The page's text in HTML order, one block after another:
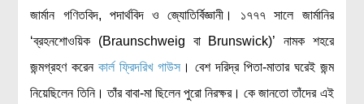
রসায়ন বিজ্ঞান
গণিত
প্রায়োগিক বিজ্ঞান
জার্মান গণিতবিদ, পদার্থবিদ ও জ্যোতির্বিজ্ঞানী। ১৭৭৭ সালে জার্মানির
‘ব্রহনশোওয়িক (Braunschweig বা Brunswick)’ নামক শহরে
জন্মগ্রহণ করেনকার্ল ফ্রিদরিখ গাউস । বেশ দরিদ্র পিতা-মাতার ঘরেই জন্ম
নিয়েছিলেন তিনি। তাঁর বাবা-মা ছিলেন পুরো নিরক্ষর। কে জানতো তাঁদের এই